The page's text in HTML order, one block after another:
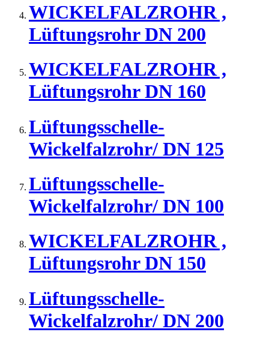
WICKELFALZROHR ,
Lüftungsrohr DN 200
WICKELFALZROHR ,
Lüftungsrohr DN 160
Lüftungsschelle-
Wickelfalzrohr/ DN 125
Lüftungsschelle-
Wickelfalzrohr/ DN 100
WICKELFALZROHR ,
Lüftungsrohr DN 150
Lüftungsschelle-
Wickelfalzrohr/ DN 200